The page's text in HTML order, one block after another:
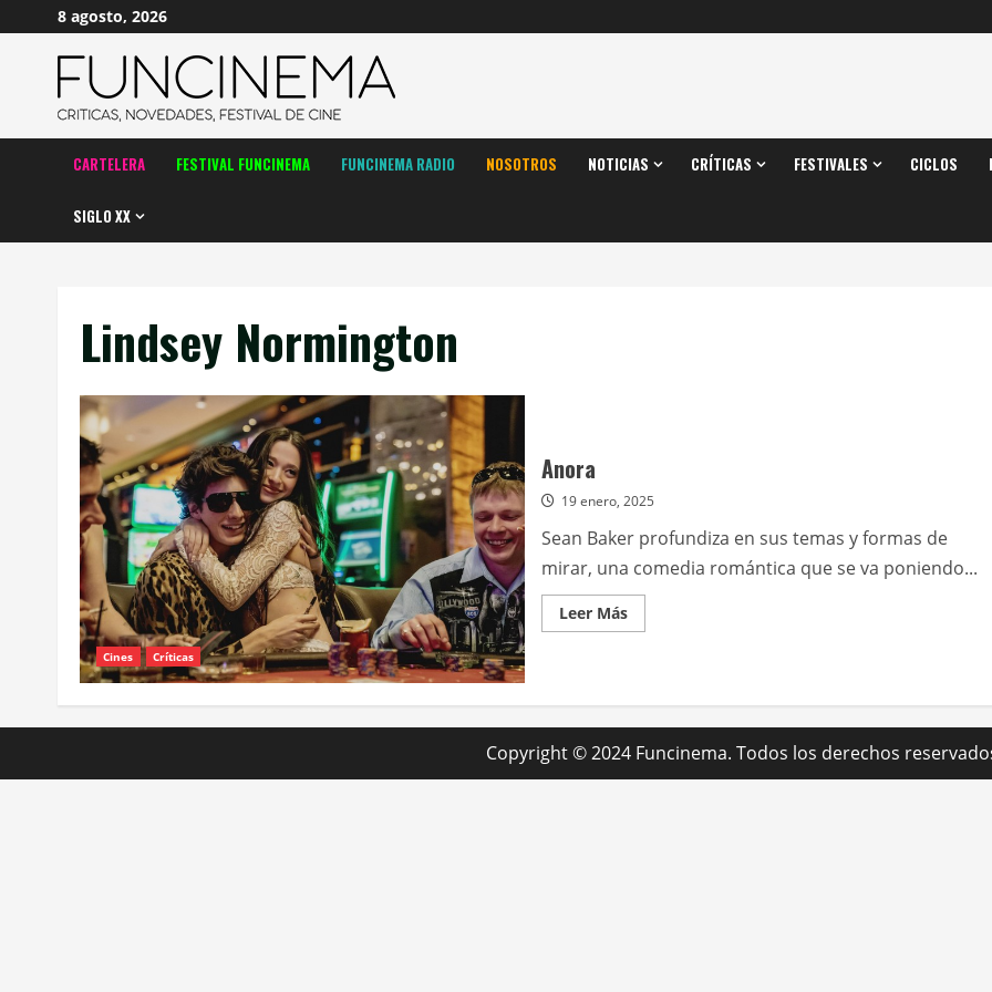
contenido
8 agosto, 2026
CARTELERA FESTIVAL FUNCINEMA FUNCINEMA RADIO NOSOTROS NOTICIAS CRÍTICAS FESTIVALES CICLOS
SIGLO XX
Lindsey Normington
Cines Críticas
Anora
19 enero, 2025
Sean Baker profundiza en sus temas y formas de
mirar, una comedia romántica que se va poniendo...
Leer MásLeer
más
Copyright © 2024 Funcinema. Todos los derechos